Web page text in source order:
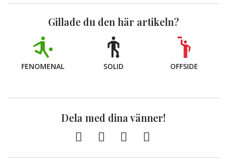
Gillade du den här artikeln?
FENOMENAL SOLID OFFSIDE
Dela med dina vänner!
FacebookTwitter
Kopiera
till